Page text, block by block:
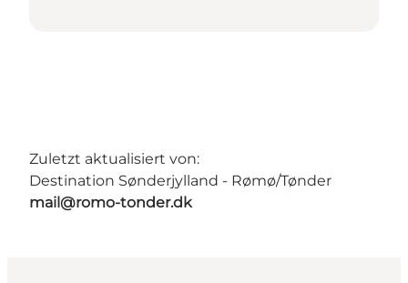
Zuletzt aktualisiert von:
Destination Sønderjylland - Rømø/Tønder
mail@romo-tonder.dk